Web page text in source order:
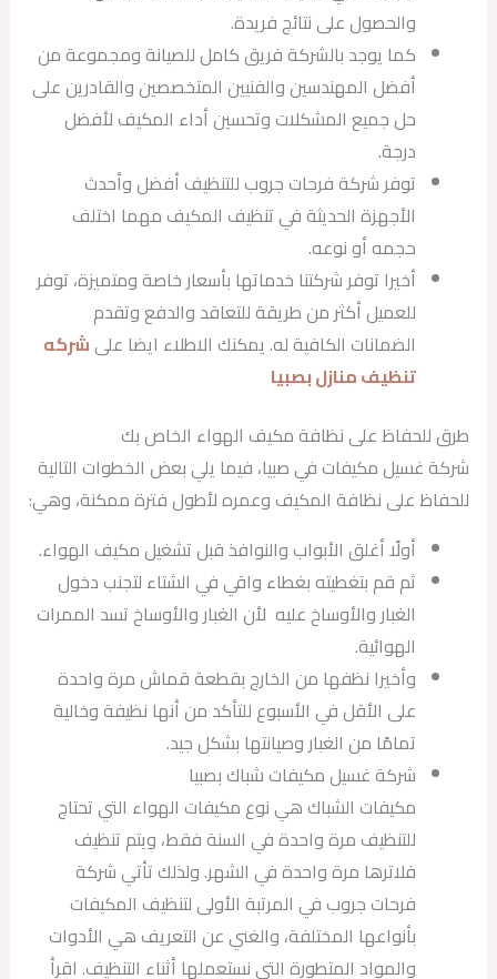
والحصول على نتائج فريدة.
كما يوجد بالشركة فريق كامل للصيانة ومجموعة من
أفضل المهندسين والفنيين المتخصصين والقادرين على
حل جميع المشكلات وتحسين أداء المكيف لأفضل
درجة.
توفر شركة فرحات جروب للتنظيف أفضل وأحدث
الأجهزة الحديثة في تنظيف المكيف مهما اختلف
حجمه أو نوعه.
أخيرا توفر شركتنا خدماتها بأسعار خاصة ومتميزة، توفر
للعميل أكثر من طريقة للتعاقد والدفع وتقدم
الضمانات الكافية له. يمكنك الاطلاء ايضا علىشركه
تنظيف منازل بصبيا
طرق للحفاظ على نظافة مكيف الهواء الخاص بك
شركة غسيل مكيفات في صبيا، فيما يلي بعض الخطوات التالية
للحفاظ على نظافة المكيف وعمره لأطول فترة ممكنة، وهي:
أولًا أغلق الأبواب والنوافذ قبل تشغيل مكيف الهواء.
ثم قم بتغطيته بغطاء واقي في الشتاء لتجنب دخول
الغبار والأوساخ عليه لأن الغبار والأوساخ تسد الممرات
الهوائية.
وأخيرا نظفها من الخارج بقطعة قماش مرة واحدة
على الأقل في الأسبوع للتأكد من أنها نظيفة وخالية
تمامًا من الغبار وصيانتها بشكل جيد.
شركة غسيل مكيفات شباك بصبيا
مكيفات الشباك هي نوع مكيفات الهواء التي تحتاج
للتنظيف مرة واحدة في السنة فقط، ويتم تنظيف
فلاترها مرة واحدة في الشهر. ولذلك تأتي شركة
فرحات جروب في المرتبة الأولى لتنظيف المكيفات
بأنواعها المختلفة، والغني عن التعريف هي الأدوات
والمواد المتطورة التي نستعملها أثناء التنظيف. اقرأ